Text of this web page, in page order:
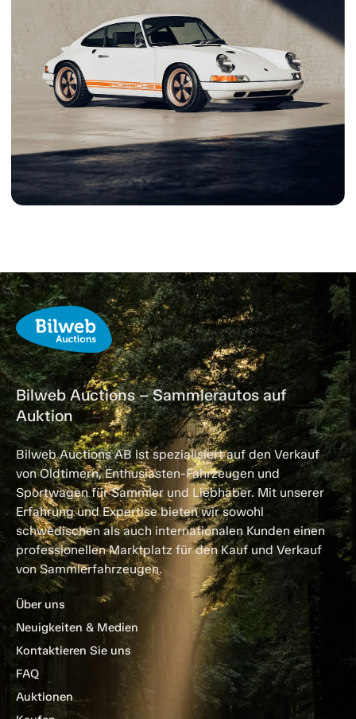
Bilweb Auctions – Sammlerautos auf
Auktion
Bilweb Auctions AB ist spezialisiert auf den Verkauf
von Oldtimern, Enthusiasten-Fahrzeugen und
Sportwagen für Sammler und Liebhaber. Mit unserer
Erfahrung und Expertise bieten wir sowohl
schwedischen als auch internationalen Kunden einen
professionellen Marktplatz für den Kauf und Verkauf
von Sammlerfahrzeugen.
Über uns
Neuigkeiten & Medien
Kontaktieren Sie uns
FAQ
Auktionen